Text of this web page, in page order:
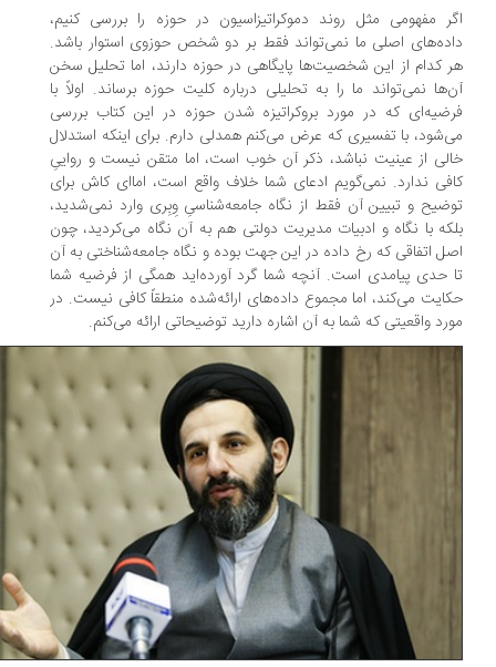
مفهومی مثل روند دموکراتیزاسیون در حوزه را بررسی کنیم،
اصلی ما نمی‌تواند فقط بر دو شخص حوزوی استوار باشد.
کدام از این شخصیت‌ها پایگاهی در حوزه دارند، اما تحلیل سخن
نمی‌تواند ما را به تحلیلی درباره کلیت حوزه برساند. اولاً با
که در مورد بروکراتیزه‌ شدن حوزه در این کتاب بررسی
با تفسیری که عرض می‌کنم همدلی دارم. برای اینکه استدلال
از عینیت نباشد، ذکر آن خوب است، اما متقن نیست و رواییِ
ندارد. نمی‌گویم ادعای شما خلاف واقع است، اما‌ای کاش برای
و تبیین آن فقط از نگاه جامعه‌شناسیِ وِبِری وارد نمی‌شدید،
با نگاه و ادبیات مدیریت دولتی هم به آن نگاه می‌کردید، چون
اتفاقی که رخ داده در این جهت بوده و نگاه جامعه‌شناختی به آن
حدی پیامدی است. آنچه شما گرد آورده‌اید همگی از فرضیه شما
می‌کند، اما مجموع داده‌های ارائه‌شده منطقاً کافی نیست. در
واقعیتی که شما به آن اشاره دارید توضیحاتی ارائه می‌کنم.